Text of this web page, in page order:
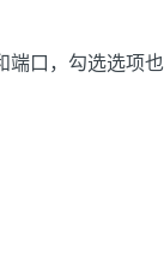
口，勾选选项也